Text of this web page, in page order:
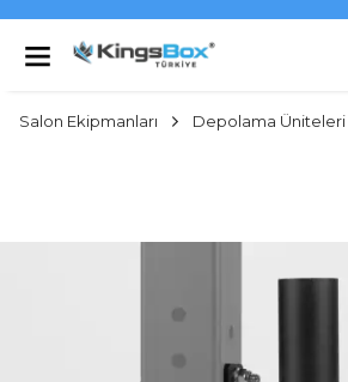
Salon Ekipmanları Depolama Üniteleri